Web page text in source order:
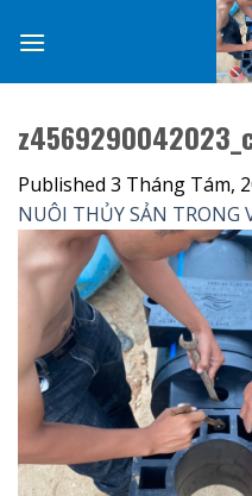
Published 3 Tháng Tám,
NUÔI THỦY SẢN TRONG